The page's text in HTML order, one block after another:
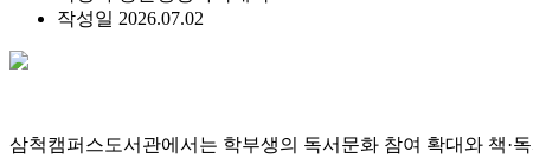
작성일 2026.07.02
삼척캠퍼스도서관에서는 학부생의 독서문화 참여 확대와 책·